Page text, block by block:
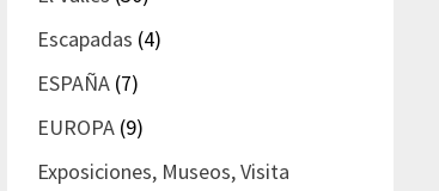
Escapadas (4)
ESPAÑA (7)
EUROPA (9)
Exposiciones, Museos, Visita